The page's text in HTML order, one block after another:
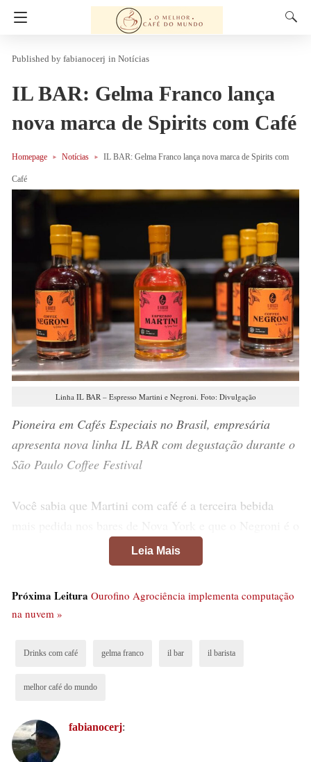
fabianocerj in Notícias
IL BAR: Gelma Franco lança
nova marca de Spirits com Café
Homepage Notícias IL BAR: Gelma Franco lança nova marca de Spirits com
Café
Linha IL BAR – Espresso Martini e Negroni. Foto: Divulgação
Pioneira em Cafés Especiais no Brasil, empresária
apresenta nova linha IL BAR com degustação durante o
São Paulo Coffee Festival
Você sabia que Martini com café é a terceira bebida
clássico que mais inspirou a criação de drinks? E ainda,
que misturar álcool e café em bebidas é uma tendência
Leia Mais
Próxima Leitura Ourofino Agrociência implementa computação
na nuvem »
Drinks com café gelma franco il bar il barista
melhor café do mundo
fabianocerj: